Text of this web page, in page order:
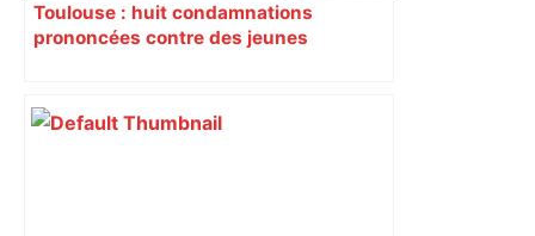
Toulouse : huit condamnations
prononcées contre des jeunes